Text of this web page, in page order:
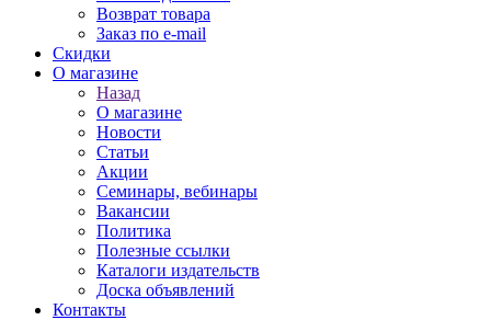
Возврат товара
Заказ по e-mail
Скидки
О магазине
Назад
О магазине
Новости
Статьи
Акции
Семинары, вебинары
Вакансии
Политика
Полезные ссылки
Каталоги издательств
Доска объявлений
Контакты